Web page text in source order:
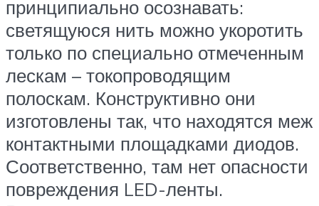
принципиально осознавать:
светящуюся нить можно укоротить
только по специально отмеченным
лескам – токопроводящим
полоскам. Конструктивно они
изготовлены так, что находятся меж
контактными площадками диодов.
Соответственно, там нет опасности
повреждения LED-ленты.